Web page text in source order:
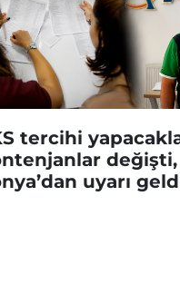
tercihi
değişti,
uyarı